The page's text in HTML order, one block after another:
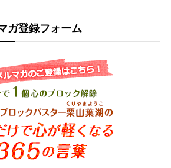
ガ登録フォーム